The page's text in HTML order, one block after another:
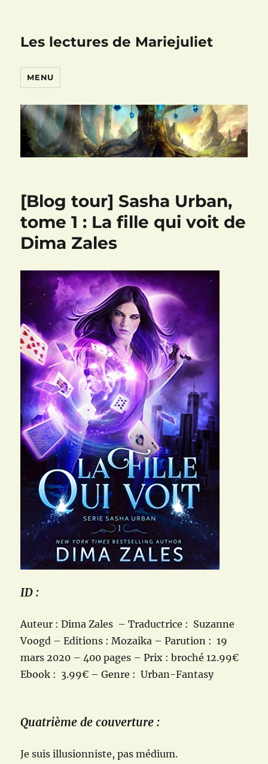
Les lectures de Mariejuliet
MENU
[Blog tour] Sasha Urban,
tome 1 : La fille qui voit de
Dima Zales
ID :
Auteur : Dima Zales – Traductrice : Suzanne
Voogd – Editions : Mozaika – Parution : 19
mars 2020 – 400 pages – Prix : broché 12.99€
Ebook : 3.99€ – Genre : Urban-Fantasy
Quatrième de couverture :
Je suis illusionniste, pas médium.